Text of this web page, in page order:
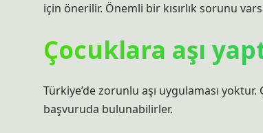
için önerilir. Önemli bir kısırlık sorunu
Çocuklara aşı
Türkiye’de zorunlu aşı uygulaması
başvuruda bulunabilirler.